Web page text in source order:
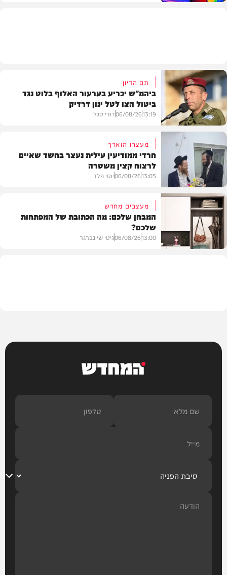
משפט
תם הדיון
ביהמ"ש יכריע בערעור האלוף בלוט נגד
ביטול הצו לטל ינון דרדיק
13:19
06/08/26דודי סגל
חרדים
מעצרו הוארך
חרדי ממודיעין עילית נעצר בחשד שאיים
לרצוח קצין משטרה
13:05
06/08/26יוסי פלד
מעצבים מחדש
המבחן שלכם: מה הכתובת של המפתחות
שלכם?
13:00
06/08/26גיטי שיינברגר
המחדש